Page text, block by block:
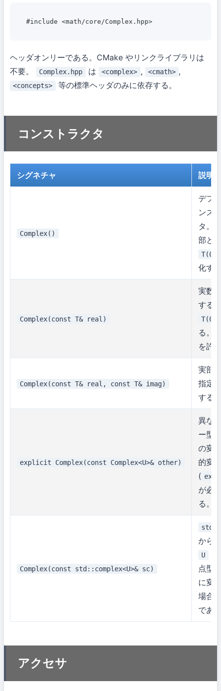
#include <math/core/Complex.hpp>
ヘッダオンリーである。CMake やリンクライブラリは
不要。
Complex.hpp は <complex> , <cmath> ,
<concepts> 等の標準ヘッダのみに依存する。
コンストラクタ
シグネチャ 説明
Complex()
デフ
ンス
タ。
部と
T(0)
化す
Complex(const T& real)
実数
する
T(0)
る。
を許
Complex(const T& real, const T& imag)
実部
指定
する
explicit Complex(const Complex<U>& other)
異な
ー型
の変
的変
(
が必
る。
Complex(const std::complex<U>& sc)
から
U
点型
に変
場合
であ
アクセサ